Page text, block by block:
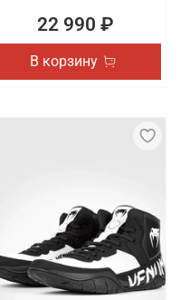
22 990 ₽
В корзину